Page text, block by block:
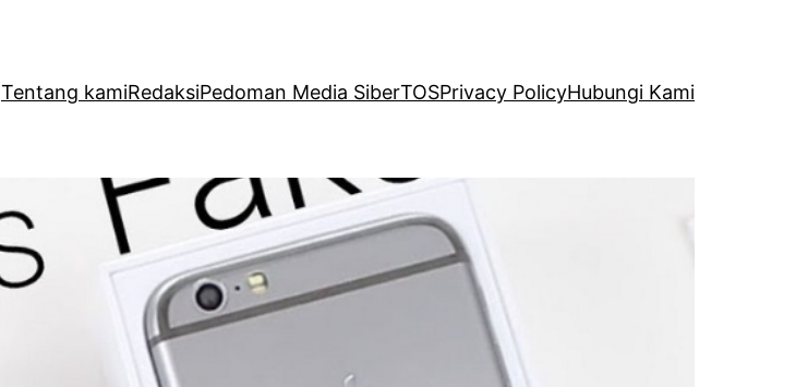
Tentang kamiRedaksiPedoman Media SiberTOSPrivacy PolicyHubungi Kami